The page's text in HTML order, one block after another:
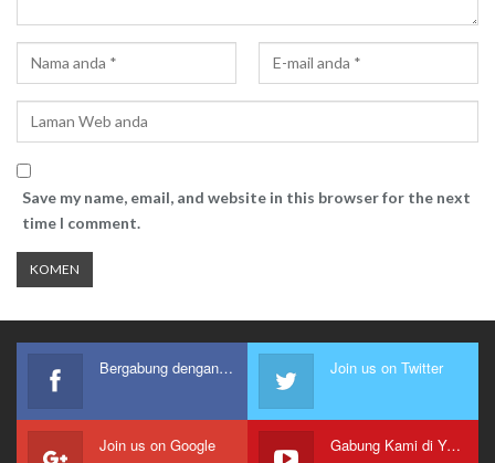
Save my name, email, and website in this browser for the next
time I comment.
Bergabung dengan kami Join us on Twitter
Join us on Google Gabung Kami di Youtube